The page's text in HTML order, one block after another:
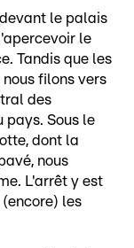
le palais
le
Tandis que les
filons vers
des
pays. Sous le
dont la
nous
L'arrêt y est
les